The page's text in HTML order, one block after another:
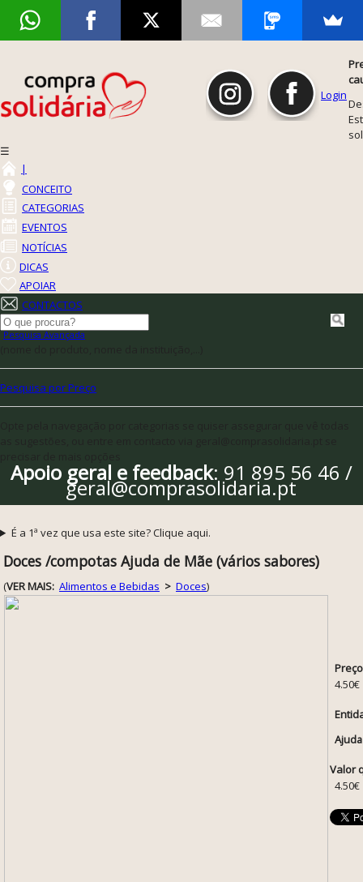
Login
☰
|
CONCEITO
CATEGORIAS
EVENTOS
NOTÍCIAS
DICAS
APOIAR
CONTACTOS
Pesquisa Avançada
Pesquisa por Preço
Apoio geral e feedback: 91 895 56 46 /
geral@comprasolidaria.pt
É a 1ª vez que usa este site? Clique aqui.
Doces /compotas Ajuda de Mãe (vários sabores)
(VER MAIS: Alimentos e Bebidas > Doces)
4.50€
Valor
4.50€